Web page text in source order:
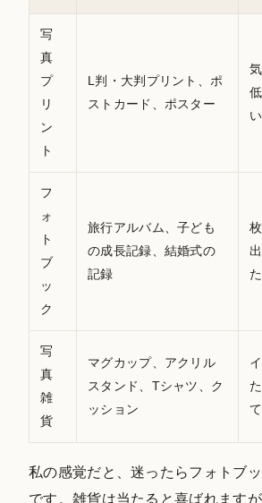
写
真
プ
リ
ン
ト
L判・大判プリント、ポ
ストカード、ポスター
い
フ
ォ
ト
ブ
ッ
ク
旅行アルバム、子ども
の成長記録、結婚式の
記録
写
真
雑
貨
マグカップ、アクリル
スタンド、Tシャツ、ク
ッション
私の感覚だと、迷ったらフォトブ
です。雑貨は当たると喜ばれます